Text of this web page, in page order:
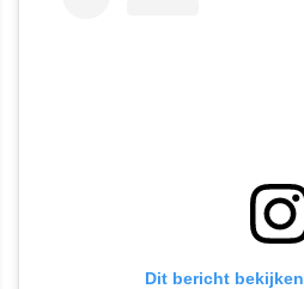
Dit bericht